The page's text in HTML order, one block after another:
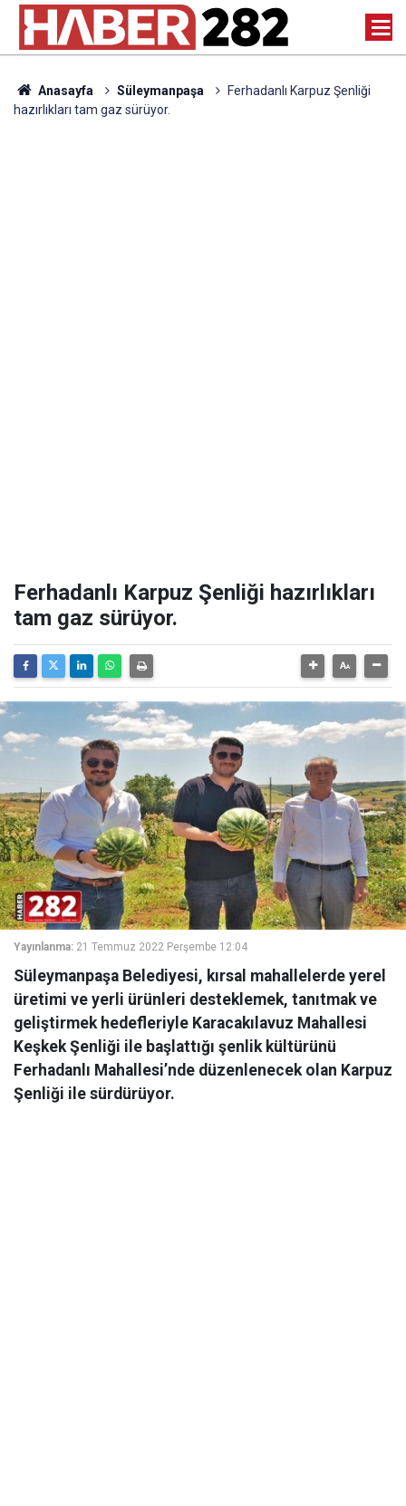
Anasayfa Süleymanpaşa
Ferhadanlı Karpuz Şenliği
hazırlıkları tam gaz sürüyor.
Ferhadanlı Karpuz Şenliği hazırlıkları
tam gaz sürüyor.
Yayınlanma: 21 Temmuz 2022 Perşembe 12:04
Süleymanpaşa Belediyesi, kırsal mahallelerde yerel
üretimi ve yerli ürünleri desteklemek, tanıtmak ve
geliştirmek hedefleriyle Karacakılavuz Mahallesi
Keşkek Şenliği ile başlattığı şenlik kültürünü
Ferhadanlı Mahallesi’nde düzenlenecek olan Karpuz
Şenliği ile sürdürüyor.